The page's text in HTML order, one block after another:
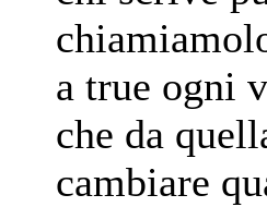
a true ogni
che da
cambiare